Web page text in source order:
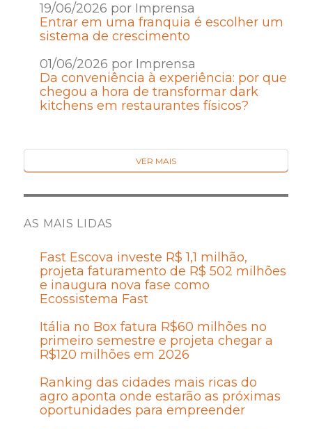
19/06/2026 por Imprensa
Entrar em uma franquia é escolher um
sistema de crescimento
01/06/2026 por Imprensa
Da conveniência à experiência: por que
chegou a hora de transformar dark
kitchens em restaurantes físicos?
VER MAIS
AS MAIS LIDAS
Fast Escova investe R$ 1,1 milhão,
projeta faturamento de R$ 502 milhões
e inaugura nova fase como
Ecossistema Fast
Itália no Box fatura R$60 milhões no
primeiro semestre e projeta chegar a
R$120 milhões em 2026
Ranking das cidades mais ricas do
agro aponta onde estarão as próximas
oportunidades para empreender